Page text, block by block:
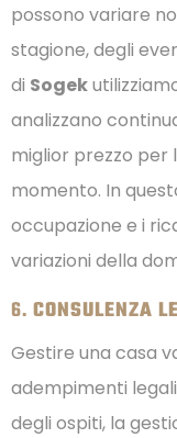
possono variare
stagione, degli
di Sogek
analizzano
miglior prezzo per
momento. In
occupazione e i
variazioni della
6. CONSULENZA
Gestire una casa
adempimenti
degli ospiti, la